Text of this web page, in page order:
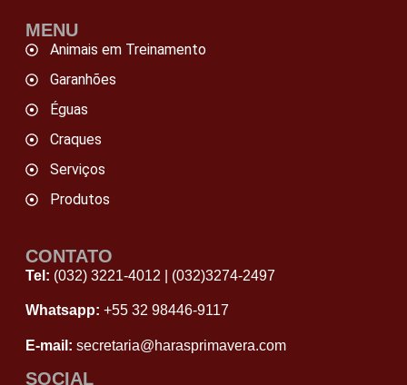
MENU
Animais em Treinamento
Garanhões
Éguas
Craques
Serviços
Produtos
CONTATO
Tel: (032) 3221-4012 (032)3274-2497
Whatsapp: +55 32 98446‑9117
E-mail: secretaria@harasprimavera.com
SOCIAL